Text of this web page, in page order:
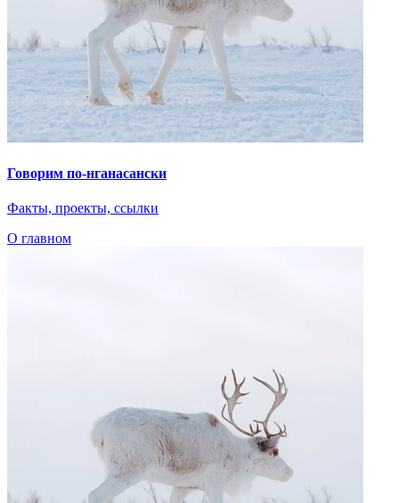
Говорим по-нганасански
Факты, проекты, ссылки
О главном